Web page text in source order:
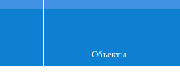
Объекты